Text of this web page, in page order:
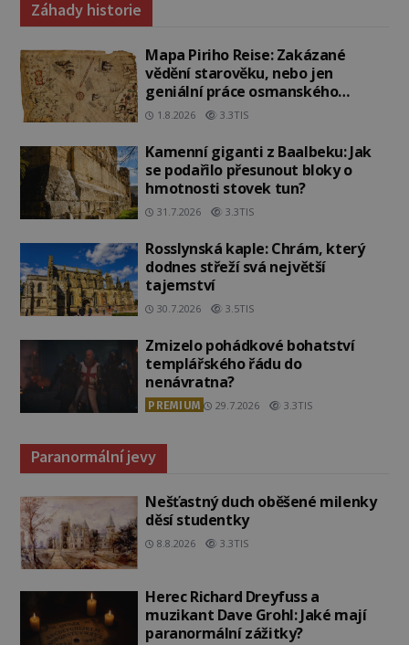
Záhady historie
Mapa Piriho Reise: Zakázané
vědění starověku, nebo jen
geniální práce osmanského
admirála?
1.8.2026 3.3TIS
Kamenní giganti z Baalbeku: Jak
se podařilo přesunout bloky o
hmotnosti stovek tun?
31.7.2026 3.3TIS
Rosslynská kaple: Chrám, který
dodnes střeží svá největší
tajemství
30.7.2026 3.5TIS
Zmizelo pohádkové bohatství
templářského řádu do
nenávratna?
PREMIUM 29.7.2026 3.3TIS
Paranormální jevy
Nešťastný duch oběšené milenky
děsí studentky
8.8.2026 3.3TIS
Herec Richard Dreyfuss a
muzikant Dave Grohl: Jaké mají
paranormální zážitky?